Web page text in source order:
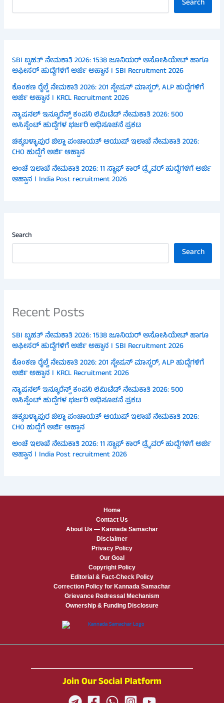
Search
SBI ಬೃಹತ್ ನೇಮಕಾತಿ 2026: 1538 ಜೂನಿಯರ್ ಅಸೋಸಿಯೇಟ್ ಹಾಗೂ
ಆಫೀಸರ್ ಹುದ್ದೆಗಳಿಗೆ ಅರ್ಜಿ ಅಹ್ವಾನ । SBI Recruitment 2026
ಕೊಂಕಣ ರೈಲ್ವೆ ನೇಮಕಾತಿ 2026: 201 ಸ್ಟೇಷನ್ ಮಾಸ್ಟರ್, ALP ಹುದ್ದೆಗಳಿಗೆ
ಅರ್ಜಿ ಅಹ್ವಾನ । KRCL Recruitment 2026
ನ್ಯಾಷನಲ್ ಇನ್ಶೂರೆನ್ಸ್ ಕಂಪನಿ ಲಿಮಿಟೆಡ್ ನೇಮಕಾತಿ 2026: 500
ಅಸಿಸ್ಟೆಂಟ್ ಹುದ್ದೆಗಳ ಭರ್ಜರಿ ಅಧಿಸೂಚನೆ ಪ್ರಕಟ
ಚಿಕ್ಕಬಳ್ಳಾಪುರ ಜಿಲ್ಲಾ ಪಂಚಾಯತ್ ಆಯುಷ್ ಇಲಾಖೆ ನೇಮಕಾತಿ 2026:
CHO ಹುದ್ದೆಗೆ ಅರ್ಜಿ ಆಹ್ವಾನ
ಅಂಚೆ ಇಲಾಖೆ ನೇಮಕಾತಿ 2026: 11 ಸ್ಟಾಫ್ ಕಾರ್ ಡ್ರೈವರ್ ಹುದ್ದೆಗಳಿಗೆ ಅರ್ಜಿ
ಆಹ್ವಾನ । India Post recruitment 2026
Search
Search
Recent Posts
SBI ಬೃಹತ್ ನೇಮಕಾತಿ 2026: 1538 ಜೂನಿಯರ್ ಅಸೋಸಿಯೇಟ್ ಹಾಗೂ
ಆಫೀಸರ್ ಹುದ್ದೆಗಳಿಗೆ ಅರ್ಜಿ ಅಹ್ವಾನ । SBI Recruitment 2026
ಕೊಂಕಣ ರೈಲ್ವೆ ನೇಮಕಾತಿ 2026: 201 ಸ್ಟೇಷನ್ ಮಾಸ್ಟರ್, ALP ಹುದ್ದೆಗಳಿಗೆ
ಅರ್ಜಿ ಅಹ್ವಾನ । KRCL Recruitment 2026
ನ್ಯಾಷನಲ್ ಇನ್ಶೂರೆನ್ಸ್ ಕಂಪನಿ ಲಿಮಿಟೆಡ್ ನೇಮಕಾತಿ 2026: 500
ಅಸಿಸ್ಟೆಂಟ್ ಹುದ್ದೆಗಳ ಭರ್ಜರಿ ಅಧಿಸೂಚನೆ ಪ್ರಕಟ
ಚಿಕ್ಕಬಳ್ಳಾಪುರ ಜಿಲ್ಲಾ ಪಂಚಾಯತ್ ಆಯುಷ್ ಇಲಾಖೆ ನೇಮಕಾತಿ 2026:
CHO ಹುದ್ದೆಗೆ ಅರ್ಜಿ ಆಹ್ವಾನ
ಅಂಚೆ ಇಲಾಖೆ ನೇಮಕಾತಿ 2026: 11 ಸ್ಟಾಫ್ ಕಾರ್ ಡ್ರೈವರ್ ಹುದ್ದೆಗಳಿಗೆ ಅರ್ಜಿ
ಆಹ್ವಾನ । India Post recruitment 2026
Home
Contact Us
About Us — Kannada Samachar
Disclaimer
Privacy Policy
Our Goal
Copyright Policy
Editorial & Fact-Check Policy
Correction Policy for Kannada Samachar
Grievance Redressal Mechanism
Ownership & Funding Disclosure
Join Our Social Platform